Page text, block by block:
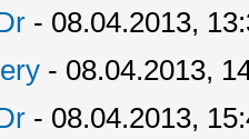
- 08.04.2013,
- 08.04.2013,
- 08.04.2013,